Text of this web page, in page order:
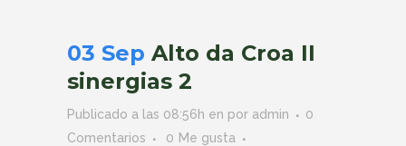
03 Sep Alto da Croa II
sinergias 2
Publicado a las 08:56h en por admin
0
Comentarios
0 Me gusta